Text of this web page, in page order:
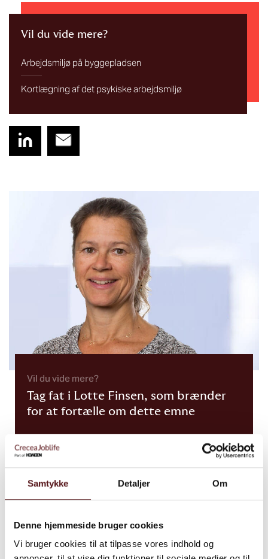
Samtykke Detaljer Om
Denne hjemmeside bruger cookies
Vi bruger cookies til at tilpasse vores indhold og
Vil du vide mere?
Arbejdsmiljø på byggepladsen
Kortlægning af det psykiske arbejdsmiljø
Vil du vide mere?
Tag fat i Lotte Finsen, som brænder
for at fortælle om dette emne
Se alle cases